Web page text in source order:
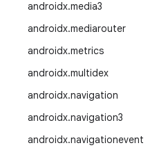
androidx.media3
androidx.mediarouter
androidx.metrics
androidx.multidex
androidx.navigation
androidx.navigation3
androidx.navigationevent